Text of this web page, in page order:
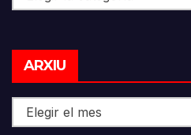
ARXIU